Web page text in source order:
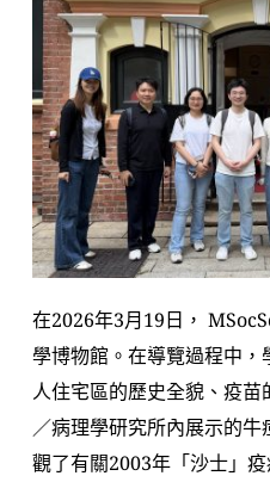
在2026年3月19日，
學博物館。在導覽過程中
人住宅區的歷史全貌、疫
／病理學研究所內展示的
觀了有關2003年「沙士」